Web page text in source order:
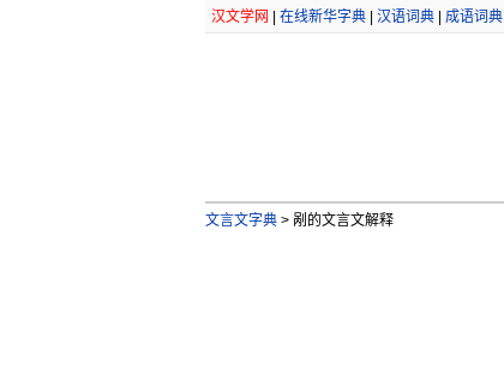
汉文学网 在线新华字典| 汉语词典| 成语词典|
文言文字典 >剐的文言文解释